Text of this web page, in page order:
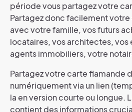
période vous partagez votre
Partagez donc facilement
avec votre famille, vos futurs
locataires, vos architectes, vos
agents immobiliers, votre
Partagez votre carte flamande
numériquement via un lien
la en version courte ou longue.
contient des informations